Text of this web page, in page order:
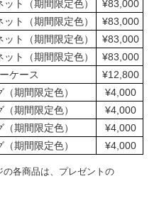
ト（期間限定色）
¥83,000
ト（期間限定色）
¥83,000
ト（期間限定色）
¥83,000
ト（期間限定色）
¥83,000
ケース
¥12,800
期間限定色）
¥4,000
期間限定色）
¥4,000
期間限定色）
¥4,000
期間限定色） ¥4,000
各商品は、プレゼントの